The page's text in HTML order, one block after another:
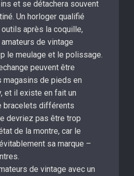
et se détachera souvent
Un horloger qualifié
après la coquille,
de vintage
le meulage et le polissage.
peuvent être
magasins de pieds en
et il existe en fait un
bracelets différents
devriez pas être trop
de la montre, car le
sa marque –
de vintage avec un